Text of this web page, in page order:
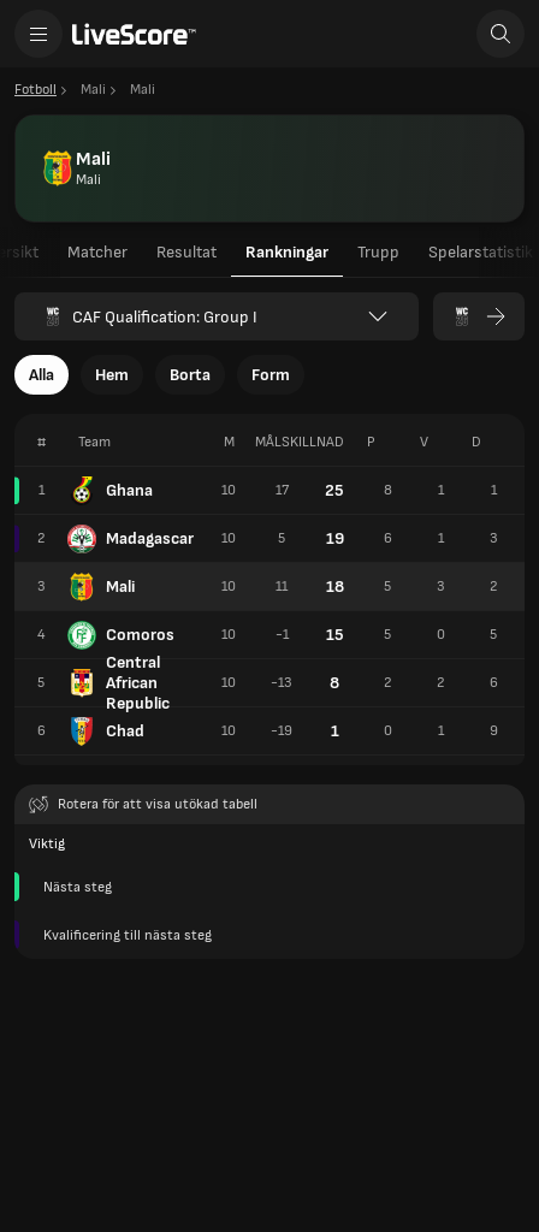
Fotboll Mali Mali
Mali
Mali
Matcher Resultat Rankningar Trupp Spelarstatistik
CAF Qualification: Group I
Alla Hem Borta Form
# Team
1 Ghana
2 Madagascar
3 Mali
4 Comoros
5
Central
African
Republic
6 Chad
M MÅLSKILLNAD P V D
10 17 25 8 1 1
10 5 19 6 1 3
10 11 18 5 3 2
10 -1 15 5 0 5
10 -13 8 2 2 6
10 -19 1 0 1 9
Rotera för att visa utökad tabell
Viktig
Nästa steg
Kvalificering till nästa steg